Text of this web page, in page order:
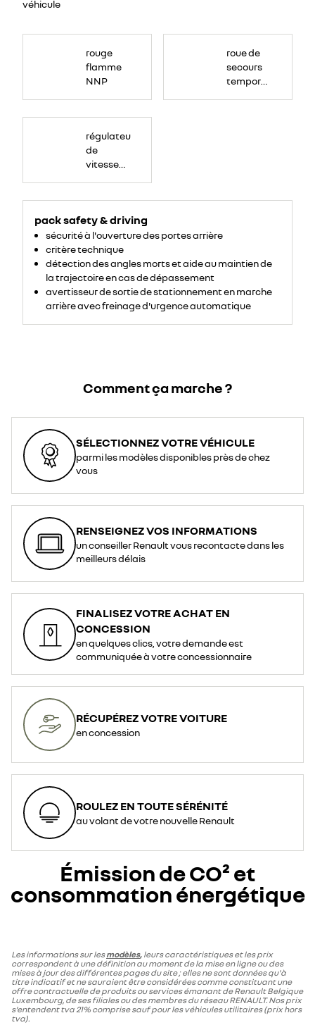
véhicule
rouge
flamme
NNP
roue de
secours
temporaire
régulateur
de
vitesse
pack safety & driving
sécurité à l'ouverture des portes arrière
critère technique
détection des angles morts et aide au maintien de
la trajectoire en cas de dépassement
avertisseur de sortie de stationnement en marche
arrière avec freinage d'urgence automatique
Comment ça marche ?
SÉLECTIONNEZ VOTRE VÉHICULE
parmi les modèles disponibles près de chez
vous
RENSEIGNEZ VOS INFORMATIONS
un conseiller Renault vous recontacte dans les
meilleurs délais
FINALISEZ VOTRE ACHAT EN
CONCESSION
en quelques clics, votre demande est
communiquée à votre concessionnaire
RÉCUPÉREZ VOTRE VOITURE
en concession
ROULEZ EN TOUTE SÉRÉNITÉ
au volant de votre nouvelle Renault
Émission de CO² et
consommation énergétique
Les informations sur lesmodèles, leurs caractéristiques et les prix
correspondent à une définition au moment de la mise en ligne ou des
mises à jour des différentes pages du site ; elles ne sont données qu'à
titre indicatif et ne sauraient être considérées comme constituant une
offre contractuelle de produits ou services émanant de Renault Belgique
Luxembourg, de ses filiales ou des membres du réseau RENAULT. Nos prix
s’entendent tva 21% comprise sauf pour les véhicules utilitaires (prix hors
tva).